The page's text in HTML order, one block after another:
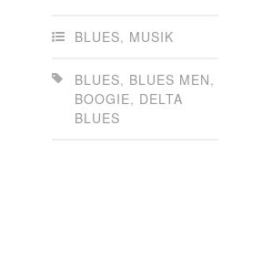
BLUES, MUSIK
BLUES, BLUES MEN,
BOOGIE, DELTA
BLUES